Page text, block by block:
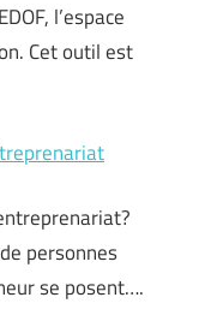
l’espace
Cet outil est
personnes
se posent….